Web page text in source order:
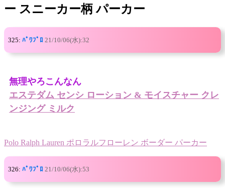
ー スニーカー柄 パーカー
325: ﾊﾟﾜﾌﾟﾛ 21/10/06(水):32
無理やろこんなん
エステダム センシ ローション & モイスチャー クレ
ンジング ミルク
Polo Ralph Lauren ポロラルフローレン ボーダー パーカー
326: ﾊﾟﾜﾌﾟﾛ 21/10/06(水):53